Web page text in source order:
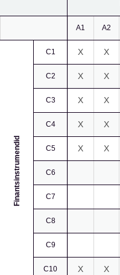
A1 A2
Finantsinstrumendid
C1 X X
C2 X X
C3 X X
C4 X X
C5 X X
C6
C7
C8
C9
C10 X X